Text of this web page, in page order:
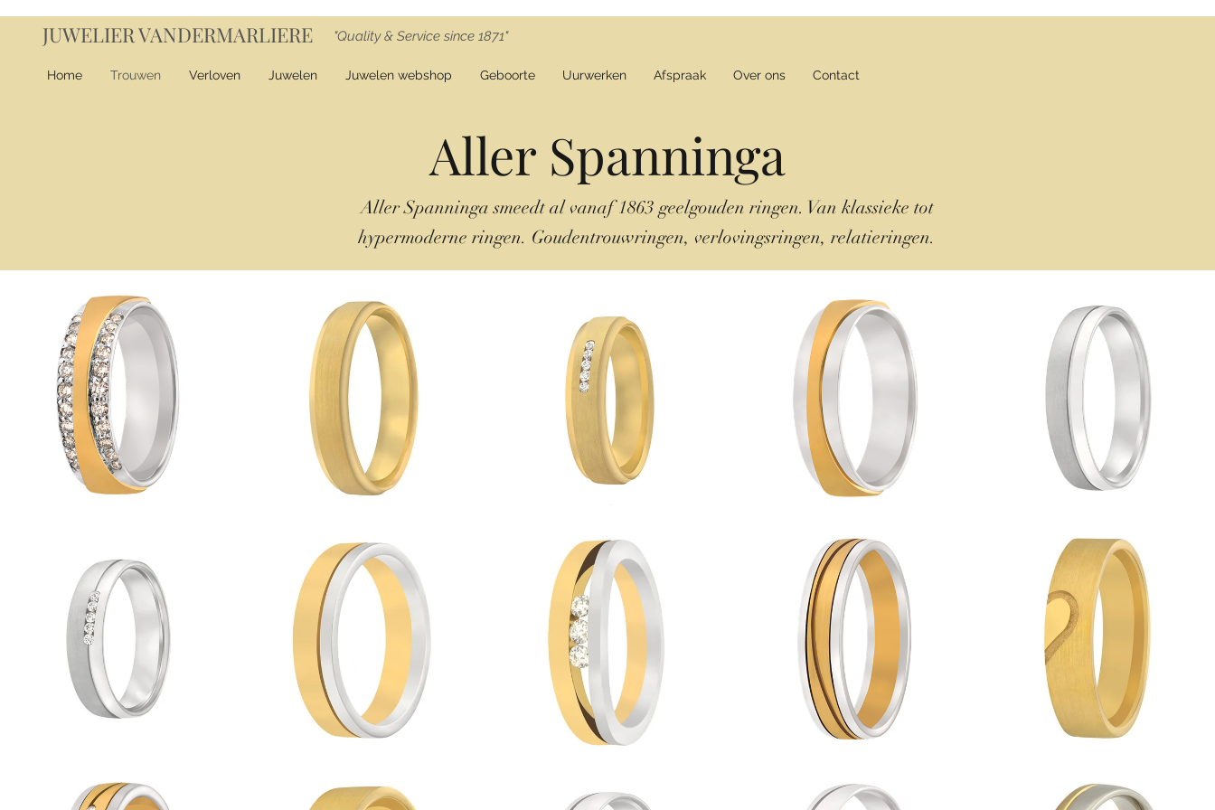
JUWELIER VANDERMARLIERE "Quality & Service since 1871"
Home Trouwen Verloven Juwelen Juwelen webshop Geboorte Uurwerken Afspraak Over ons Contact
Aller Spanninga
Aller Spanninga smeedt al vanaf 1863 geelgouden ringen. Van klassieke tot
hypermoderne ringen. Goudentrouwringen, verlovingsringen, relatieringen.